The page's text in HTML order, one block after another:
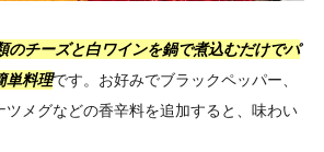
のチーズと白ワインを鍋で煮込むだけでパ
単料理です。お好みでブラックペッパー、
ツメグなどの香辛料を追加すると、味わい